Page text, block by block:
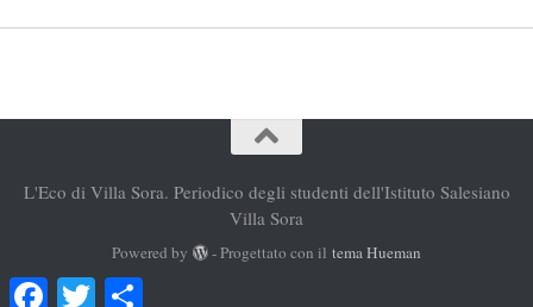
L'Eco di Villa Sora. Periodico degli studenti dell'Istituto Salesiano
Villa Sora
Powered by - Progettato con iltema Hueman
FacebookTwitter